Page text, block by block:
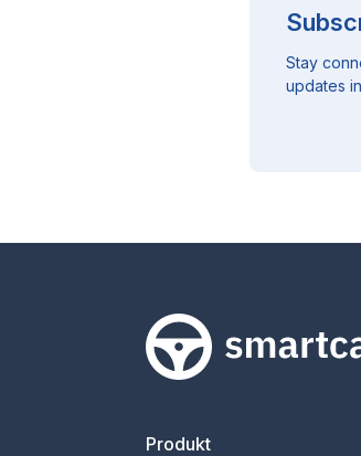
Stay
updates
Smartcar-Startseite
Produkt